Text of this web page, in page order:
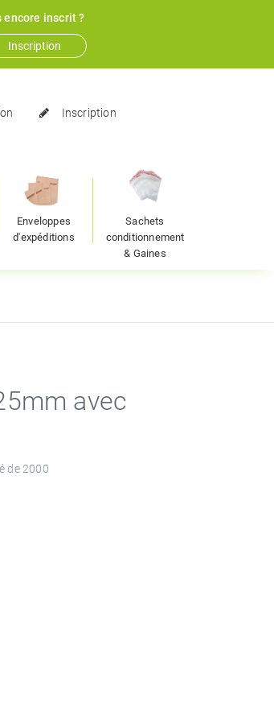
encore inscrit ?
Inscription
Inscription
Enveloppes
d'expéditions
Sachets
conditionnement
& Gaines
avec
de 2000